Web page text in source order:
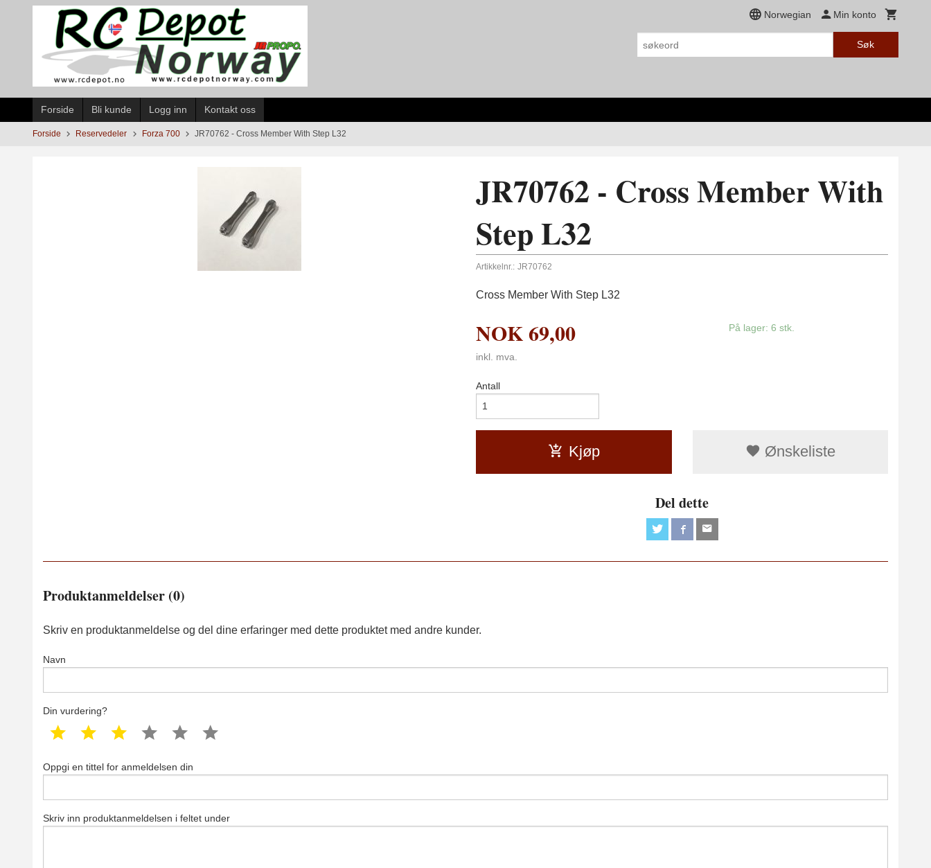
Norwegian Min konto
Søk
Forside Bli kunde Logg inn Kontakt oss
Forside Reservedeler Forza 700 JR70762 - Cross Member With Step L32
JR70762 - Cross Member With
Step L32
Artikkelnr.: JR70762
Cross Member With Step L32
NOK69,00
inkl. mva.
På lager: 6 stk.
Antall
Kjøp Ønskeliste
Del dette
Produktanmeldelser (0)
Skriv en produktanmeldelse og del dine erfaringer med dette produktet med andre kunder.
Navn
Din vurdering?
1 star 2 star 3 star 4 star 5 star
Oppgi en tittel for anmeldelsen din
Skriv inn produktanmeldelsen i feltet under